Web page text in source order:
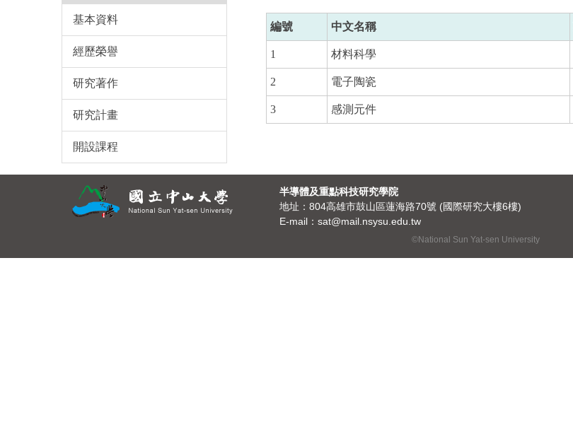
基本資料
經歷榮譽
研究著作
研究計畫
開設課程
編號 中文名稱
1 材料科學
2 電子陶瓷
3 感測元件
半導體及重點科技研究學院
地址：804高雄市鼓山區蓮海路70號 (國際研究大樓6樓)
E-mail：sat@mail.nsysu.edu.tw
©National Sun Yat-sen University